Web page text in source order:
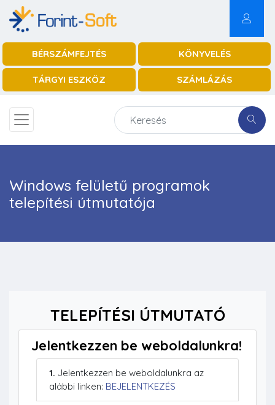
BÉRSZÁMFEJTÉS KÖNYVELÉS
TÁRGYI ESZKÖZ SZÁMLÁZÁS
Windows felületű programok
telepítési útmutatója
TELEPÍTÉSI ÚTMUTATÓ
Jelentkezzen be weboldalunkra!
1. Jelentkezzen be weboldalunkra az
alábbi linken: BEJELENTKEZÉS